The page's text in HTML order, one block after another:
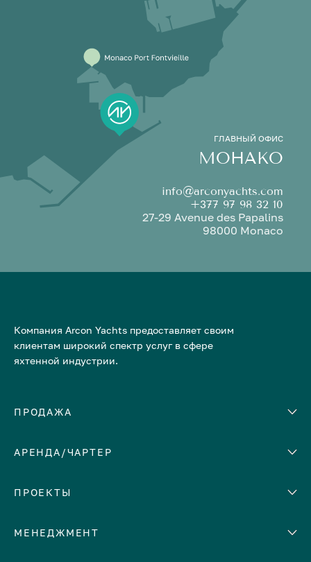
ГЛАВНЫЙ ОФИС
МОНАКО
info@arconyachts.com
+377 97 98 32 10
27-29 Avenue des Papalins
98000 Monaco
Компания Arcon Yachts предоставляет своим
клиентам широкий спектр услуг в сфере
яхтенной индустрии.
ПРОДАЖА
Количество кают
АРЕНДА/ЧАРТЕР
ЕВРОПА
Греция
ПРОЕКТЫ
МЕНЕДЖМЕНТ